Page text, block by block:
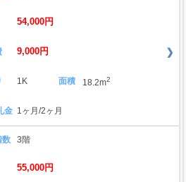
54,000円
9,000円
1K 面積 18.2m2
金 1ヶ月/2ヶ月
数 3階
55,000円